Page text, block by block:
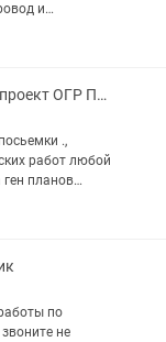
и
Услуга геодезиста проект ОГР ПГР вопросы по бизнес плану и идей консул.0
.,
работ любой
планов
по
не